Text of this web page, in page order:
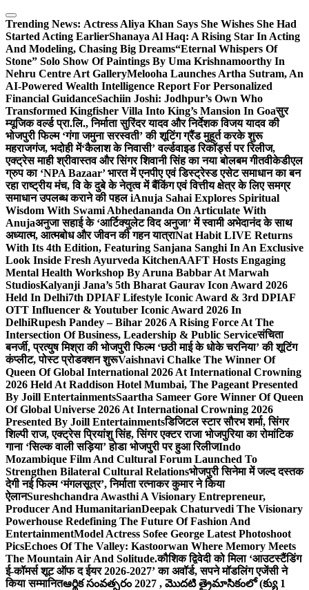
Skip
to
content
Trending News: Actress Aliya Khan Says She Wishes She Had
Started Acting EarlierShanaya Al Haq: A Rising Star In Acting
And Modeling, Chasing Big Dreams“Eternal Whispers Of
Stone” Solo Show Of Paintings By Uma Krishnamoorthy In
Nehru Centre Art GalleryMelooha Launches Artha Sutram, An
AI-Powered Wealth Intelligence Report For Personalized
Financial GuidanceSachiin Joshi: Jodhpur’s Own Who
Transformed Kingfisher Villa Into King’s Mansion In Goaसुर
म्यूजिक वर्ल्ड प्रा.लि., निर्माता सुरिंदर यादव और निर्देशक विजय यादव की
भोजपुरी फिल्म ‘गंगा जमुना सरस्वती’ की शूटिंग ग्रैंड मुहूर्त करके शुरू
महराजगंज, भदोही में‘कैलाश के निवासी’ वर्ल्डवाइड रिकॉर्ड्स पर रिलीज,
एक्ट्रेस माही श्रीवास्तव और सिंगर शिवानी सिंह का नया बोलबम गीतवीकेडीएल
ग्रुप का ‘NPA Bazaar’ भारत में एनपीए एवं डिस्ट्रेस्ड एसेट समाधान का बन
रहा राष्ट्रीय मंच, वि के दुबे के नेतृत्व में बैंकिंग एवं वित्तीय क्षेत्र के लिए समग्र
समाधान उपलब्ध कराने की पहल iAnuja Sahai Explores Spiritual
Wisdom With Swami Abhedananda On Articulate With
Anujaअनुजा सहाई के ‘आर्टिक्युलेट विद अनुजा’ में स्वामी अभेदानंद के साथ
अध्यात्म, आत्मबोध और जीवन की गहन यात्राNat Habit LIVE Returns
With Its 4th Edition, Featuring Sanjana Sanghi In An Exclusive
Look Inside Fresh Ayurveda KitchenAAFT Hosts Engaging
Mental Health Workshop By Aruna Babbar At Marwah
StudiosKalyanji Jana’s 5th Bharat Gaurav Icon Award 2026
Held In Delhi7th DPIAF Lifestyle Iconic Award & 3rd DPIAF
OTT Influencer & Youtuber Iconic Award 2026 In
DelhiRupesh Pandey – Bihar 2026 A Rising Force At The
Intersection Of Business, Leadership & Public Serviceसंचिता
बनर्जी, प्रत्युष मिश्रा की भोजपुरी फिल्म ‘छठी माई के धोके चरनिया’ की शूटिंग
कंप्लीट, पोस्ट प्रोडक्शन शुरूVaishnavi Chalke The Winner Of
Queen Of Global International 2026 At International Crowning
2026 Held At Raddison Hotel Mumbai, The Pageant Presented
By Joill EntertainmentsSaartha Sameer Gore Winner Of Queen
Of Global Universe 2026 At International Crowning 2026
Presented By Joill Entertainmentsडिजिटल स्टार सौरभ शर्मा, सिंगर
शिल्पी राज, एक्ट्रेस प्रियांशु सिंह, सिंगर एक्टर राजा भोजपुरिया का रोमांटिक
गाना ‘सिल्क वाली सड़िया’ होडा भोजपुरी पर हुआ रिलीजIndo
Mozambique Film And Cultural Forum Launched To
Strengthen Bilateral Cultural Relationsभोजपुरी सिनेमा में जल्द दस्तक
देगी नई फिल्म ‘मंगलसूत्र’, निर्माता रत्नाकर कुमार ने किया
ऐलानSureshchandra Awasthi A Visionary Entrepreneur,
Producer And HumanitarianDeepak Chaturvedi The Visionary
Powerhouse Redefining The Future Of Fashion And
EntertainmentModel Actress Sofee George Latest Photoshoot
PicsEchoes Of The Valley: Kastoorwan Where Memory Meets
The Mountain Air And Solitude.कौशिक द्विवेदी को मिला ‘आउटस्टैंडिंग
ई-कॉमर्स शूट ऑफ द ईयर 2026-2027’ का अवॉर्ड, सपने मॉडलिंग एजेंसी ने
किया सम्मानितఆర్థిక సంవత్సరం 2027 , మొదటి త్రైమాసికంలో (క్యు 1